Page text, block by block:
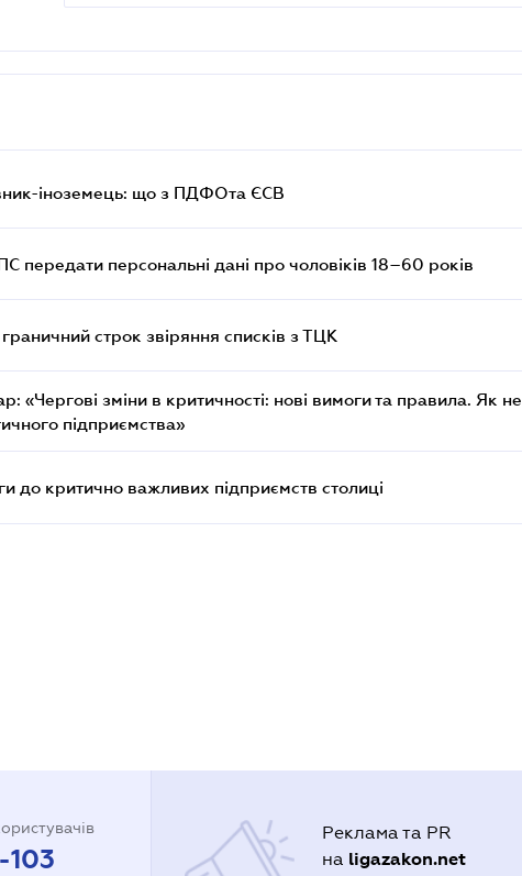
іноземець: що з ПДФОта ЄСВ
передати персональні дані про чоловіків 18–60 років
строк звіряння списків з ТЦК
«Чергові зміни в критичності: нові вимоги та правила. Як не
підприємства»
до критично важливих підприємств столиці
Реклама та PR
на ligazakon.net